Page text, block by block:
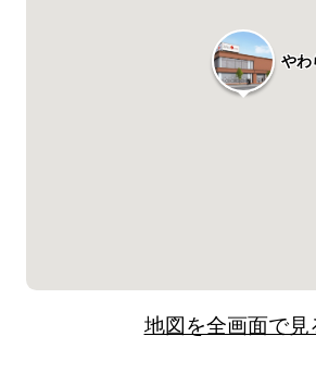
やわ
地図を全画面で見